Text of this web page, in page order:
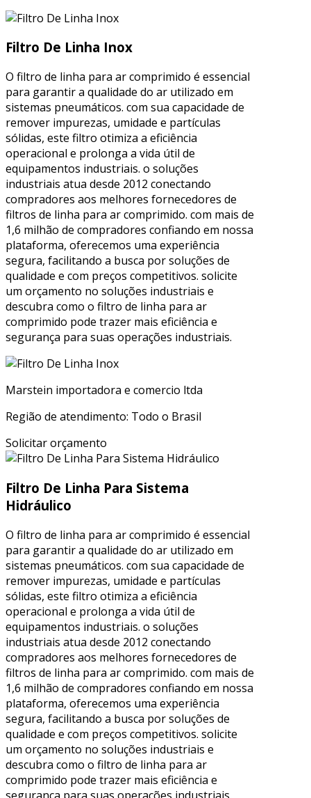
Filtro De Linha Inox
O filtro de linha para ar comprimido é essencial
para garantir a qualidade do ar utilizado em
sistemas pneumáticos. com sua capacidade de
remover impurezas, umidade e partículas
sólidas, este filtro otimiza a eficiência
operacional e prolonga a vida útil de
equipamentos industriais. o soluções
industriais atua desde 2012 conectando
compradores aos melhores fornecedores de
filtros de linha para ar comprimido. com mais de
1,6 milhão de compradores confiando em nossa
plataforma, oferecemos uma experiência
segura, facilitando a busca por soluções de
qualidade e com preços competitivos. solicite
um orçamento no soluções industriais e
descubra como o filtro de linha para ar
comprimido pode trazer mais eficiência e
segurança para suas operações industriais.
Marstein importadora e comercio ltda
Região de atendimento: Todo o Brasil
Solicitar orçamento
Filtro De Linha Para Sistema
Hidráulico
O filtro de linha para ar comprimido é essencial
para garantir a qualidade do ar utilizado em
sistemas pneumáticos. com sua capacidade de
remover impurezas, umidade e partículas
sólidas, este filtro otimiza a eficiência
operacional e prolonga a vida útil de
equipamentos industriais. o soluções
industriais atua desde 2012 conectando
compradores aos melhores fornecedores de
filtros de linha para ar comprimido. com mais de
1,6 milhão de compradores confiando em nossa
plataforma, oferecemos uma experiência
segura, facilitando a busca por soluções de
qualidade e com preços competitivos. solicite
um orçamento no soluções industriais e
descubra como o filtro de linha para ar
comprimido pode trazer mais eficiência e
segurança para suas operações industriais.